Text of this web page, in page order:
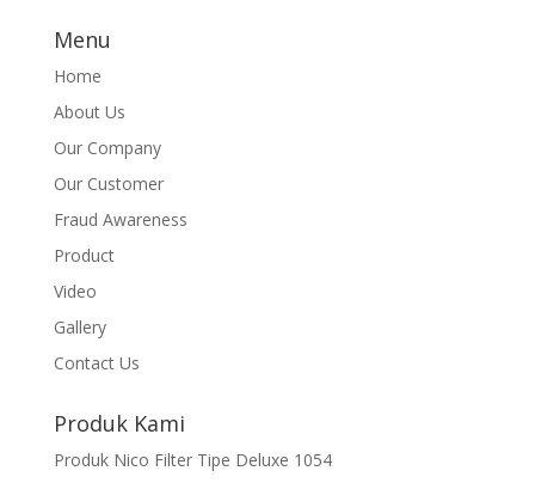
Menu
Home
About Us
Our Company
Our Customer
Fraud Awareness
Product
Video
Gallery
Contact Us
Produk Kami
Produk Nico Filter Tipe Deluxe 1054